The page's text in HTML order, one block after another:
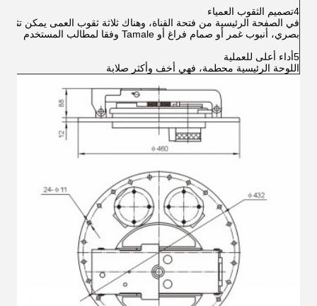
4تصميم الثقوب العمياء
في الصفحة الرئيسية من فتحة القناة، وهناك ثلاثة ثقوب العمى يمكن
بصري، أنبوب غمر أو صمام فراغ أو Tamale وفقا لمطالب المستخدم
5أداء أعلى للعملية
اللوحة الرئيسية محطمة، فهي أخف وأكثر صلابة